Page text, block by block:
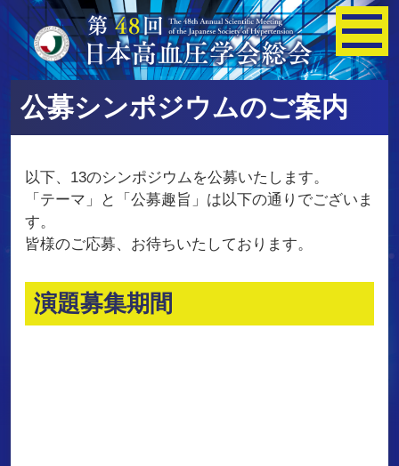
公募シンポジウムのご案内
以下、13のシンポジウムを公募いたします。
「テーマ」と「公募趣旨」は以下の通りでございま
す。
皆様のご応募、お待ちいたしております。
演題募集期間